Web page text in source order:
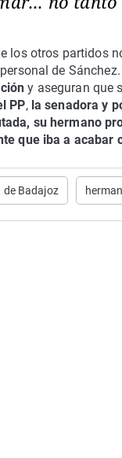
los otros partidos
de
y aseguran que
PP, la senadora y
su hermano
que iba a acabar
de Badajoz